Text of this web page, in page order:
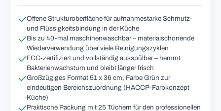
Offene Strukturoberfläche für aufnahmestarke Schmutz-
und Flüssigkeitsbindung in der Küche
Bis zu 40-mal maschinenwaschbar – materialschonende
Wiederverwendung über viele Reinigungszyklen
FCC-zertifiziert und vollständig ausspülbar – hemmt
Bakterienwachstum und bleibt länger frisch
Großzügiges Format 51 x 36 cm, Farbe Grün zur
eindeutigen Bereichszuordnung (HACCP-Farbkonzept
Küche)
Praktische Packung mit 25 Tüchern für den professionellen